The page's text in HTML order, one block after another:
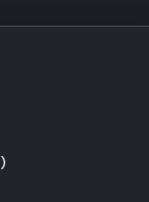
)